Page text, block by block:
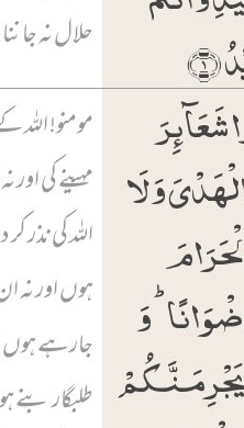
حلال نہ
شَعَآئِرَ
وَ لَا
وَ
یَجۡرِمَنَّکُمۡ
مومنو! اللہ
مہینے کی
اللہ کی
ہوں اور نہ
جارہے ہوں
طلبگار بنے